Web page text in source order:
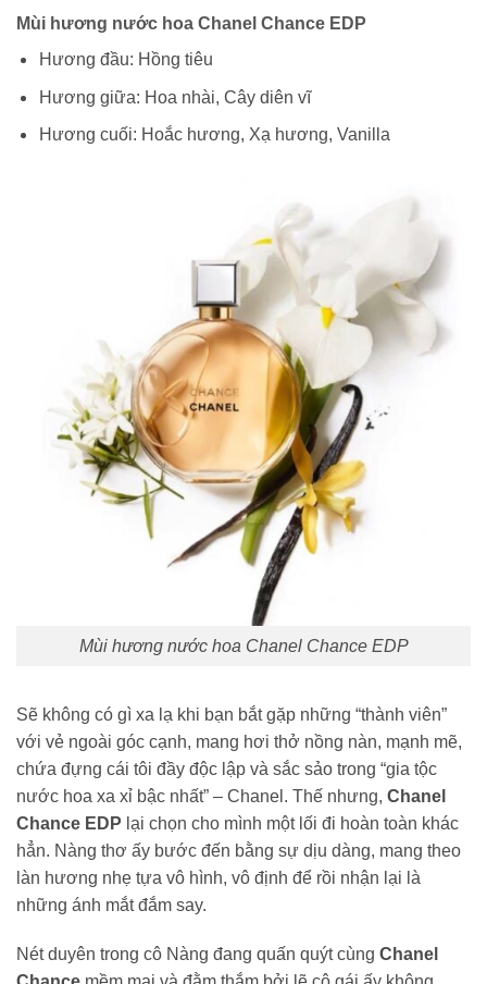
Mùi hương nước hoa Chanel Chance EDP
Hương đầu: Hồng tiêu
Hương giữa: Hoa nhài, Cây diên vĩ
Hương cuối: Hoắc hương, Xạ hương, Vanilla
Mùi hương nước hoa Chanel Chance EDP
Sẽ không có gì xa lạ khi bạn bắt gặp những “thành viên”
với vẻ ngoài góc cạnh, mang hơi thở nồng nàn, mạnh mẽ,
chứa đựng cái tôi đầy độc lập và sắc sảo trong “gia tộc
nước hoa xa xỉ bậc nhất” – Chanel. Thế nhưng, Chanel
Chance EDP lại chọn cho mình một lối đi hoàn toàn khác
hẳn. Nàng thơ ấy bước đến bằng sự dịu dàng, mang theo
làn hương nhẹ tựa vô hình, vô định để rồi nhận lại là
những ánh mắt đắm say.
Nét duyên trong cô Nàng đang quấn quýt cùng Chanel